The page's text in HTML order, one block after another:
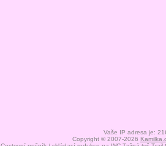
Vaše IP adresa je:
Copyright © 2007-2026